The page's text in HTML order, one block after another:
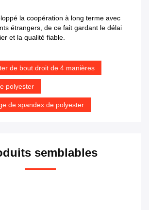
la coopération à long terme avec
étrangers, de ce fait gardant le délai
et la qualité fiable.
de bout droit de 4 manières
polyester
de spandex de polyester
semblables